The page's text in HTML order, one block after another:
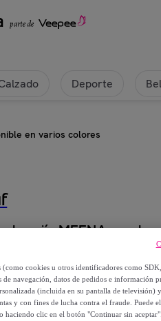
Deporte
en varios colores
de cojín MEENA
(como cookies u otros identificadores como
de navegación, datos de pedidos e información
(incluida en su pantalla de televisión)
y con fines de lucha contra el fraude. Puede
clic en el botón "Continuar sin